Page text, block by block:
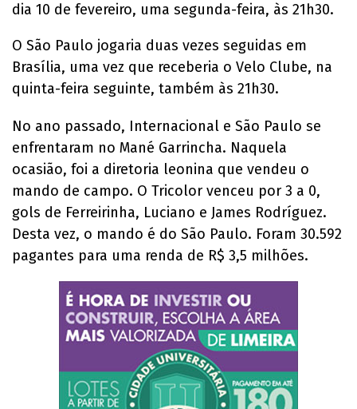
dia 10 de fevereiro, uma segunda-feira, às 21h30.
O São Paulo jogaria duas vezes seguidas em
Brasília, uma vez que receberia o Velo Clube, na
quinta-feira seguinte, também às 21h30.
No ano passado, Internacional e São Paulo se
enfrentaram no Mané Garrincha. Naquela
ocasião, foi a diretoria leonina que vendeu o
mando de campo. O Tricolor venceu por 3 a 0,
gols de Ferreirinha, Luciano e James Rodríguez.
Desta vez, o mando é do São Paulo. Foram 30.592
pagantes para uma renda de R$ 3,5 milhões.